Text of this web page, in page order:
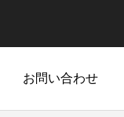
お問い合わせ